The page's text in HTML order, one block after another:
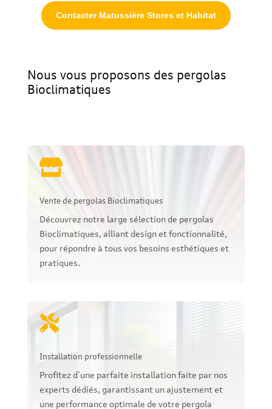
Contacter Matussière Stores et Habitat
Nous vous proposons des pergolas
Bioclimatiques

Vente de pergolas Bioclimatiques
Découvrez notre large sélection de pergolas
Bioclimatiques, alliant design et fonctionnalité,
pour répondre à tous vos besoins esthétiques et
pratiques.

Installation professionnelle
Profitez d’une parfaite installation faite par nos
experts dédiés, garantissant un ajustement et
une performance optimale de votre pergola